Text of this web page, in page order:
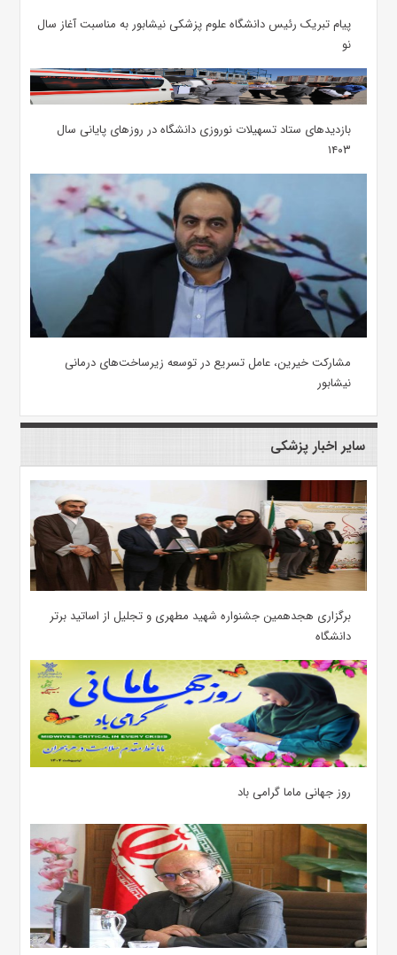
پیام تبریک رئیس دانشگاه علوم پزشکی نیشابور به مناسبت آغاز سال
نو
بازدیدهای ستاد تسهیلات نوروزی دانشگاه در روزهای پایانی سال
۱۴۰۳
مشارکت خیرین، عامل تسریع در توسعه زیرساخت‌های درمانی
نیشابور
سایر اخبار پزشکی
برگزاری هجدهمین جشنواره شهید مطهری و تجلیل از اساتید برتر
دانشگاه
روز جهانی ماما گرامی باد